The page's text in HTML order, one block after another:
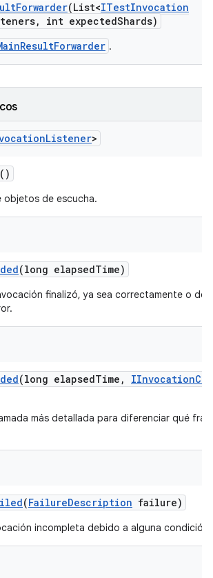
Forwarder(List<ITestInvocation
, int expectedShards)
.
Listener>
()
objetos de escucha.
(long elapsedTime)
finalizó, ya sea correctamente o
(long elapsedTime , IInvocation
más detallada para diferenciar qué
(FailureDescription failure)
incompleta debido a alguna condición